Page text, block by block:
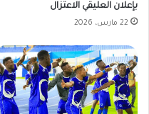
بإعلان العليقي الاعتزال
22 مارس، 2026